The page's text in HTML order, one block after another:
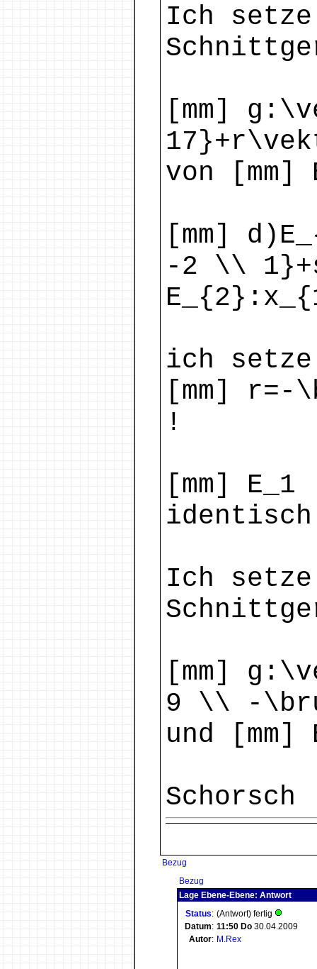
Ich
[mm]
von [mm]
[mm]
-2 \\
ich setze
[mm]
!
[mm]
Ich
[mm]
9 \\ -
und [mm]
Bezug
Bezug
Lage Ebene-Ebene: Antwort
Status: (Antwort) fertig
Datum: 11:50 Do 30.04.2009
Autor: M.Rex